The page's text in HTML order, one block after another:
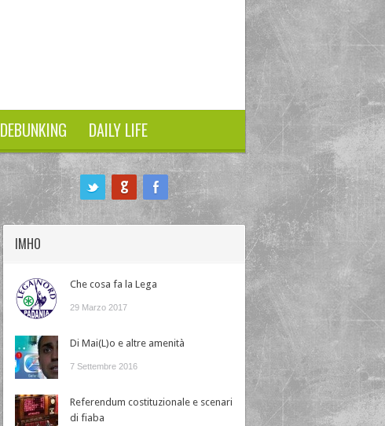
DEBUNKING DAILY LIFE
IMHO
Che cosa fa la Lega
29 Marzo 2017
Di Mai(L)o e altre amenità
7 Settembre 2016
Referendum costituzionale e scenari
di fiaba